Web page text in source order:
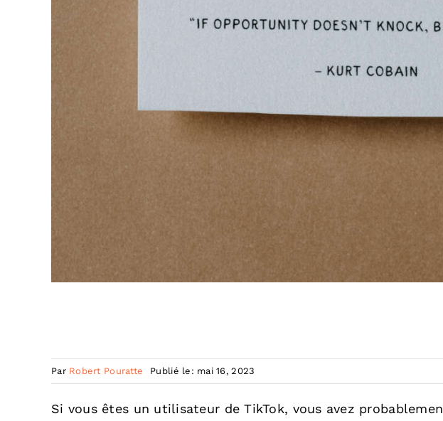
Par Robert Pouratte Publié le: mai 16, 2023
Si vous êtes un utilisateur de TikTok, vous avez